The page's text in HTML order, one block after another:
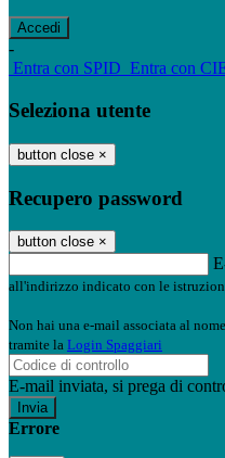
-
Entra con SPID Entra con
Seleziona utente
button close ×
Recupero password
button close ×
all'indirizzo indicato con le
Non hai una e-mail associata al
tramite la Login Spaggiari
E-mail inviata, si prega di
Errore